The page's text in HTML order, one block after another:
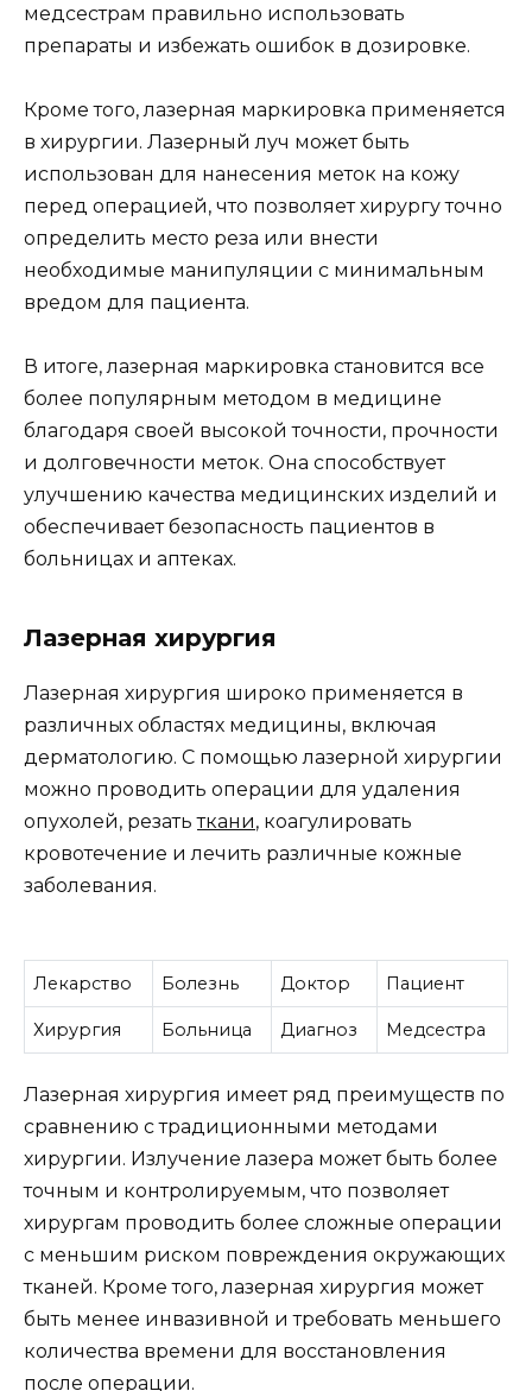
медсестрам правильно использовать
препараты и избежать ошибок в дозировке.
Кроме того, лазерная маркировка применяется
в хирургии. Лазерный луч может быть
использован для нанесения меток на кожу
перед операцией, что позволяет хирургу точно
определить место реза или внести
необходимые манипуляции с минимальным
вредом для пациента.
В итоге, лазерная маркировка становится все
более популярным методом в медицине
благодаря своей высокой точности, прочности
и долговечности меток. Она способствует
улучшению качества медицинских изделий и
обеспечивает безопасность пациентов в
больницах и аптеках.
Лазерная хирургия
Лазерная хирургия широко применяется в
различных областях медицины, включая
дерматологию. С помощью лазерной хирургии
можно проводить операции для удаления
опухолей, резатьткани, коагулировать
кровотечение и лечить различные кожные
заболевания.
Лекарство Болезнь Доктор Пациент
Хирургия Больница Диагноз Медсестра
Лазерная хирургия имеет ряд преимуществ по
сравнению с традиционными методами
хирургии. Излучение лазера может быть более
точным и контролируемым, что позволяет
хирургам проводить более сложные операции
с меньшим риском повреждения окружающих
тканей. Кроме того, лазерная хирургия может
быть менее инвазивной и требовать меньшего
количества времени для восстановления
после операции.